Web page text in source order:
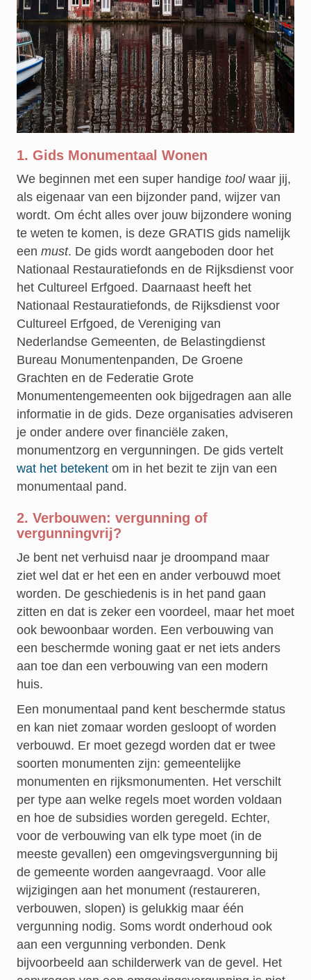
1. Gids Monumentaal Wonen
We beginnen met een super handige tool waar jij,
als eigenaar van een bijzonder pand, wijzer van
wordt. Om écht alles over jouw bijzondere woning
te weten te komen, is deze GRATIS gids namelijk
een must. De gids wordt aangeboden door het
Nationaal Restauratiefonds en de Rijksdienst voor
het Cultureel Erfgoed. Daarnaast heeft het
Nationaal Restauratiefonds, de Rijksdienst voor
Cultureel Erfgoed, de Vereniging van
Nederlandse Gemeenten, de Belastingdienst
Bureau Monumentenpanden, De Groene
Grachten en de Federatie Grote
Monumentengemeenten ook bijgedragen aan alle
informatie in de gids. Deze organisaties adviseren
je onder andere over financiële zaken,
monumentzorg en vergunningen. De gids vertelt
wat het betekent om in het bezit te zijn van een
monumentaal pand.
2. Verbouwen: vergunning of
vergunningvrij?
Je bent net verhuisd naar je droompand maar
ziet wel dat er het een en ander verbouwd moet
worden. De geschiedenis is in het pand gaan
zitten en dat is zeker een voordeel, maar het moet
ook bewoonbaar worden. Een verbouwing van
een beschermde woning gaat er net iets anders
aan toe dan een verbouwing van een modern
huis.
Een monumentaal pand kent beschermde status
en kan niet zomaar worden gesloopt of worden
verbouwd. Er moet gezegd worden dat er twee
soorten monumenten zijn: gemeentelijke
monumenten en rijksmonumenten. Het verschilt
per type aan welke regels moet worden voldaan
en hoe de subsidies worden geregeld. Echter,
voor de verbouwing van elk type moet (in de
meeste gevallen) een omgevingsvergunning bij
de gemeente worden aangevraagd. Voor alle
wijzigingen aan het monument (restaureren,
verbouwen, slopen) is gelukkig maar één
vergunning nodig. Soms wordt onderhoud ook
aan een vergunning verbonden. Denk
bijvoorbeeld aan schilderwerk van de gevel. Het